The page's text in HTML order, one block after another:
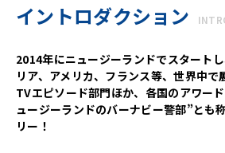
イントロダクション
2014年にニュージーランドでスタート
リア、アメリカ、フランス等、世界中
TVエピソード部門ほか、各国のアワー
ュージーランドのバーナビー警部”とも
リー！